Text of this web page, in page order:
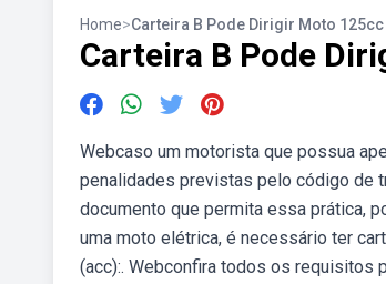
Home>Carteira B Pode Dirigir Moto 125cc
Carteira B Pode
Webcaso um motorista que possua
penalidades previstas pelo código de
documento que permita essa prática,
uma moto elétrica, é necessário ter
(acc):. Webconfira todos os requisitos